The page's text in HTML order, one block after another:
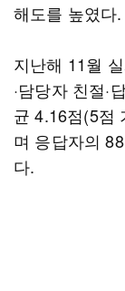
해도를 높였다.
지난해 11월
·담당자 친절·
균 4.16점(5점
며 응답자의
다.